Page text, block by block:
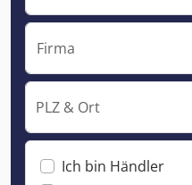
Firma
PLZ & Ort
Ich bin Händler